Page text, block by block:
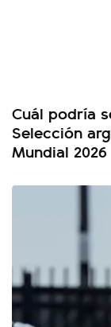
Cuál podría
Selección
Mundial 2026